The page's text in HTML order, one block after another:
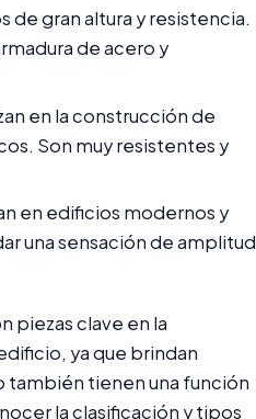
gran altura y resistencia.
de acero y
en la construcción de
Son muy resistentes y
en edificios modernos y
una sensación de amplitud
piezas clave en la
ya que brindan
tienen una función
la clasificación y tipos